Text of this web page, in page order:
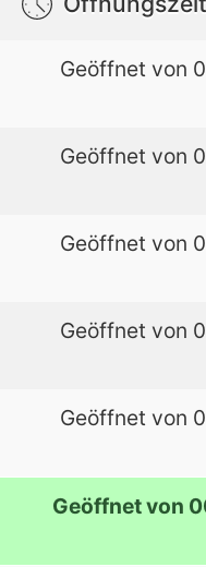
Geöffnet von
Geöffnet von
Geöffnet von
Geöffnet von
Geöffnet von
Geöffnet von